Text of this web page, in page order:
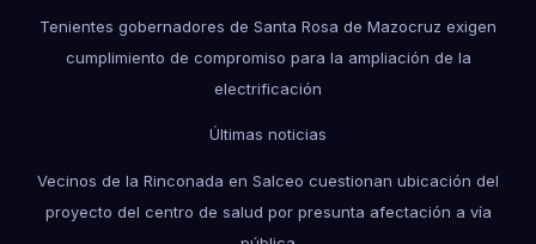
Tenientes gobernadores de Santa Rosa de Mazocruz exigen
cumplimiento de compromiso para la ampliación de la
electrificación
Últimas noticias
Vecinos de la Rinconada en Salceo cuestionan ubicación del
proyecto del centro de salud por presunta afectación a vía